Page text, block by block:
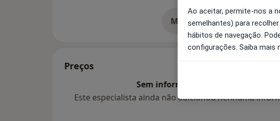
Mostrar mais detalhes
sobre a
Preços
Sem informação sobre serviços e
Este especialista ainda não adicionou nenhuma
Ao aceitar, permite-nos a
semelhantes) para
hábitos de navegação.
configurações. Saiba mais